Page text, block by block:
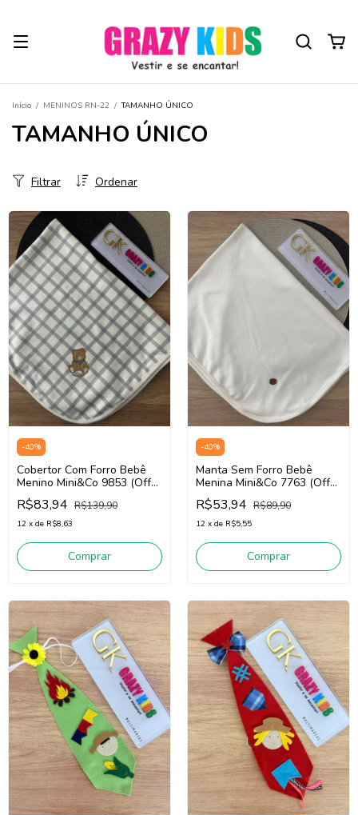
Início / MENINOS RN-22 / TAMANHO ÚNICO
TAMANHO ÚNICO
Ordenar
Filtrar
-40%
Cobertor Com Forro Bebê
Menino Mini&Co 9853 (Off
White/Cinza)
R$83,94 R$139,90
12 x de R$8,63
Comprar
-40%
Manta Sem Forro Bebê
Menina Mini&Co 7763 (Off
White)
R$53,94 R$89,90
12 x de R$5,55
Comprar